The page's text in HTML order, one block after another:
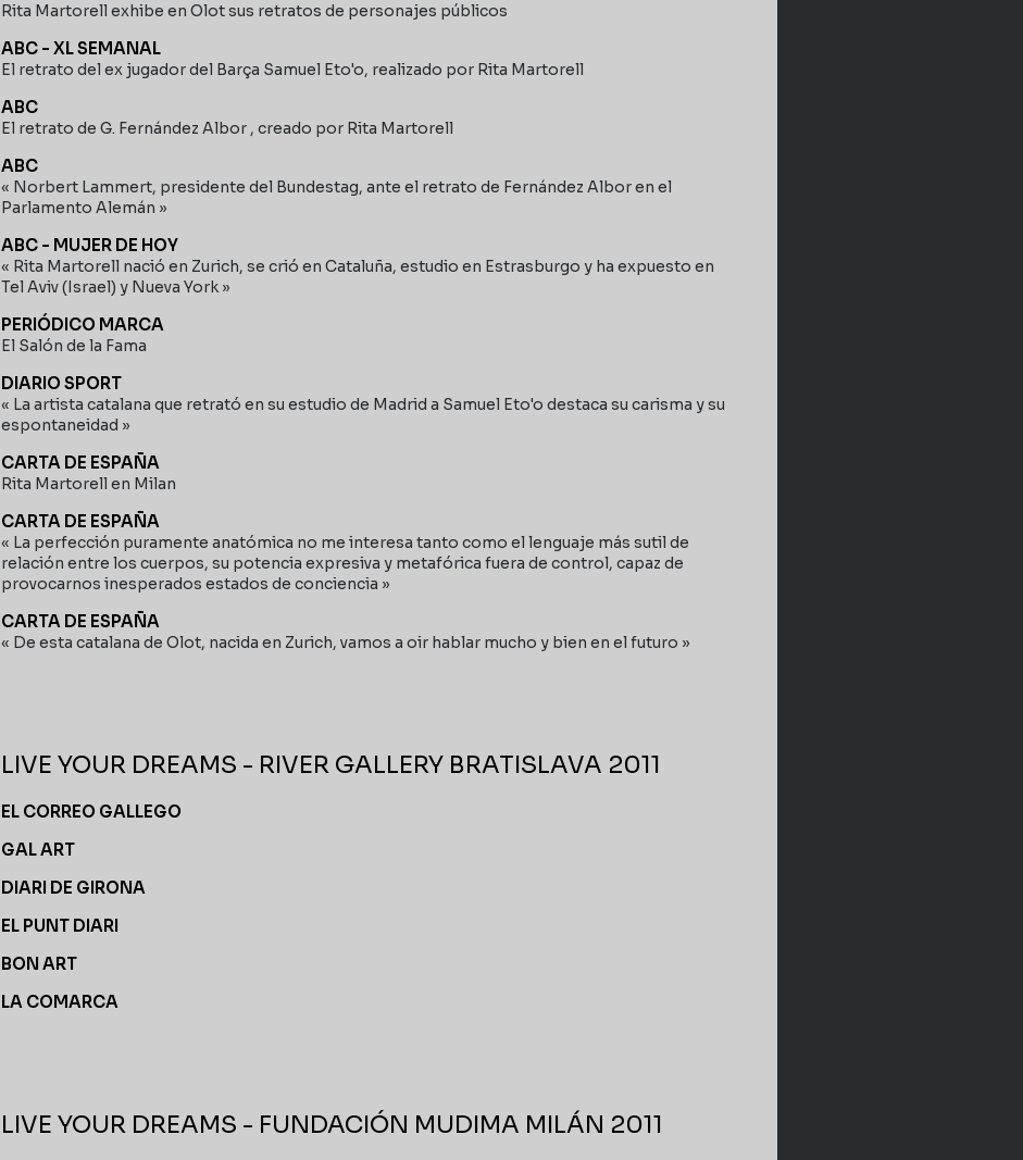
Rita Martorell exhibe en Olot sus retratos de personajes públicos
ABC - XL SEMANAL
El retrato del ex jugador del Barça Samuel Eto'o, realizado por Rita Martorell
ABC
El retrato de G. Fernández Albor , creado por Rita Martorell
ABC
« Norbert Lammert, presidente del Bundestag, ante el retrato de Fernández Albor en el
Parlamento Alemán »
ABC - MUJER DE HOY
« Rita Martorell nació en Zurich, se crió en Cataluña, estudio en Estrasburgo y ha expuesto en
Tel Aviv (Israel) y Nueva York »
PERIÓDICO MARCA
El Salón de la Fama
DIARIO SPORT
« La artista catalana que retrató en su estudio de Madrid a Samuel Eto'o destaca su carisma y su
espontaneidad »
CARTA DE ESPAÑA
Rita Martorell en Milan
CARTA DE ESPAÑA
« La perfección puramente anatómica no me interesa tanto como el lenguaje más sutil de
relación entre los cuerpos, su potencia expresiva y metafórica fuera de control, capaz de
provocarnos inesperados estados de conciencia »
CARTA DE ESPAÑA
« De esta catalana de Olot, nacida en Zurich, vamos a oir hablar mucho y bien en el futuro »
LIVE YOUR DREAMS - RIVER GALLERY BRATISLAVA 2011
EL CORREO GALLEGO
GAL ART
DIARI DE GIRONA
EL PUNT DIARI
BON ART
LA COMARCA
LIVE YOUR DREAMS - FUNDACIÓN MUDIMA MILÁN 2011